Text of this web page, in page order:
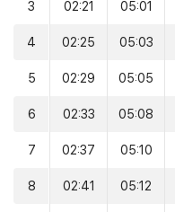
3 02:21 05:01
4 02:25 05:03
5 02:29 05:05
6 02:33 05:08
7 02:37 05:10
8 02:41 05:12